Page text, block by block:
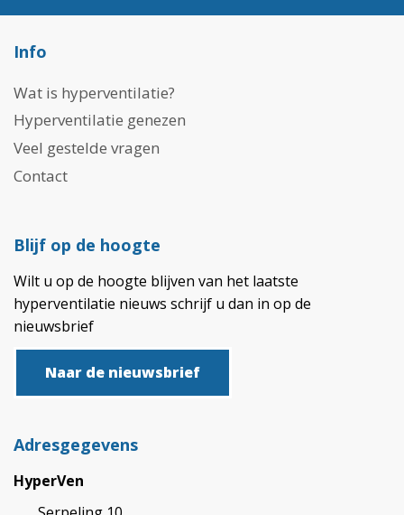
Info
Wat is hyperventilatie?
Hyperventilatie genezen
Veel gestelde vragen
Contact
Blijf op de hoogte
Wilt u op de hoogte blijven van het laatste
hyperventilatie nieuws schrijf u dan in op de
nieuwsbrief
Naar de nieuwsbrief
Adresgegevens
HyperVen